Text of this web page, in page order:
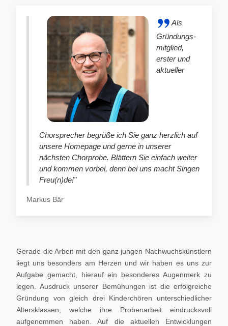
Als
Gründungs-
mitglied,
erster und
aktueller
Chorsprecher begrüße ich Sie ganz herzlich auf
unsere Homepage und gerne in unserer
nächsten Chorprobe. Blättern Sie einfach weiter
und kommen vorbei, denn bei uns macht Singen
Freu(n)de!"
Markus Bär
Gerade die Arbeit mit den ganz jungen Nachwuchskünstlern
liegt uns besonders am Herzen und wir haben es uns zur
Aufgabe gemacht, hierauf ein besonderes Augenmerk zu
legen. Ausdruck unserer Bemühungen ist die erfolgreiche
Gründung von gleich drei Kinderchören unterschiedlicher
Altersklassen, welche ihre Probenarbeit eindrucksvoll
aufgenommen haben. Auf die aktuellen Entwicklungen